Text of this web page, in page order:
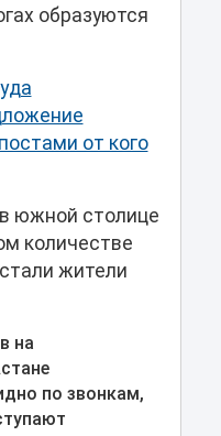
образуются
от кого
южной столице
количестве
жители
на
по звонкам,